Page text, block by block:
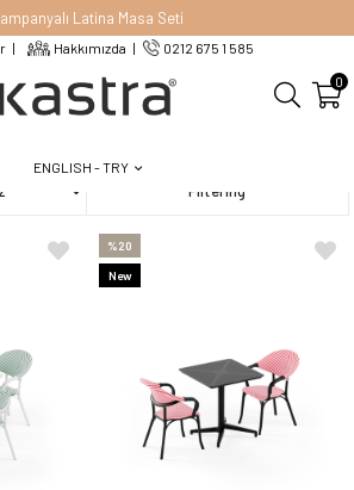
Latina Masa Seti
Hakkımızda 0212 675 1 585
ENGLISH - TRY
0
Filtering
%20
New